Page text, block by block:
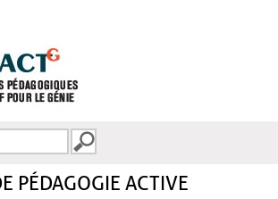
PÉDAGOGIE ACTIVE